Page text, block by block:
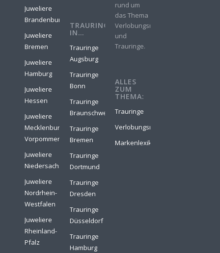
Juweliere
Brandenburg
Juweliere
Bremen
Juweliere
Hamburg
Juweliere
Hessen
Juweliere
Mecklenburg-
Vorpommern
Juweliere
Niedersachsen
Juweliere
Nordrhein-
Westfalen
Juweliere
Rheinland-
Pfalz
TRAURINGE
IN…
Trauringe
Augsburg
Trauringe
Bonn
Trauringe
Braunschweig
Trauringe
Bremen
Trauringe
Dortmund
Trauringe
Dresden
Trauringe
Düsseldorf
Trauringe
Hamburg
rund um
das Thema
Verlobungsringe
und
Trauringe.
ALLES
ZUM
THEMA:
Trauringe
Verlobungsringe
Markenlexikon